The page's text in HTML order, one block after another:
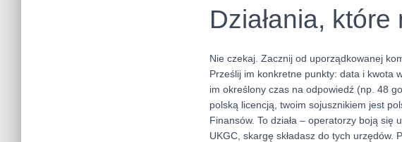
Działania,
Nie czekaj. Zacznij od uporządkowanej
Prześlij im konkretne punkty: data i kwota
im określony czas na odpowiedź (np. 48
polską licencją, twoim sojusznikiem jest
Finansów. To działa – operatorzy boją
UKGC, skargę składasz do tych urzędów.